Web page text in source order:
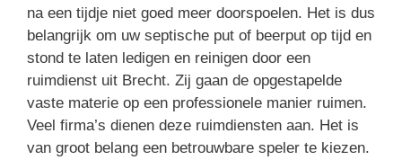
na een tijdje niet goed meer doorspoelen. Het is dus
belangrijk om uw septische put of beerput op tijd en
stond te laten ledigen en reinigen door een
ruimdienst uit Brecht. Zij gaan de opgestapelde
vaste materie op een professionele manier ruimen.
Veel firma’s dienen deze ruimdiensten aan. Het is
van groot belang een betrouwbare speler te kiezen.